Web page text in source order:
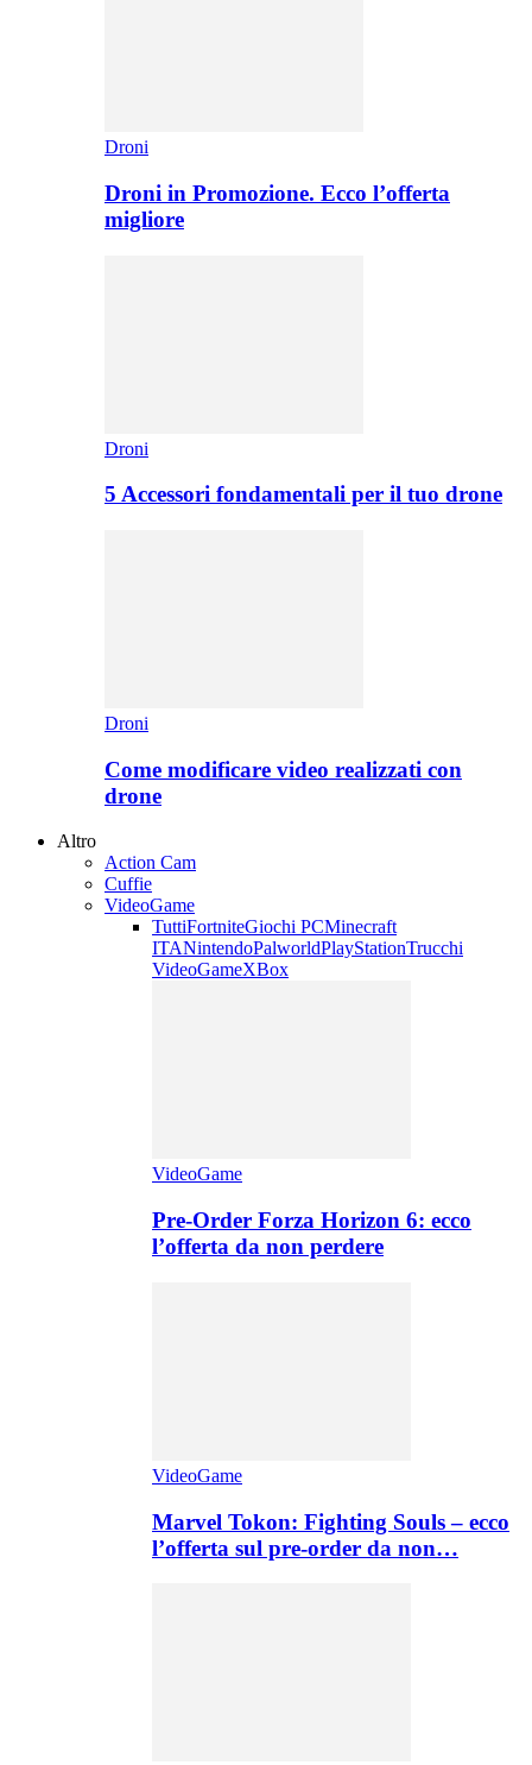
Droni
Droni in Promozione. Ecco l’offerta
migliore
Droni
5 Accessori fondamentali per il tuo drone
Droni
Come modificare video realizzati con
drone
Altro
Action Cam
Cuffie
VideoGame
TuttiFortniteGiochi PCMinecraft
ITANintendoPalworldPlayStationTrucchi
VideoGameXBox
VideoGame
Pre-Order Forza Horizon 6: ecco
l’offerta da non perdere
VideoGame
Marvel Tokon: Fighting Souls – ecco
l’offerta sul pre-order da non…